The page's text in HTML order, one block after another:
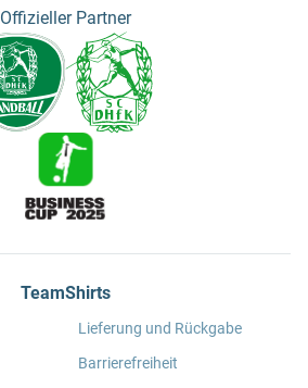
Offizieller Partner
TeamShirts
Lieferung und Rückgabe
Barrierefreiheit